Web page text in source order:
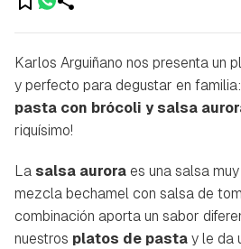
Karlos Arguiñano nos presenta un
y perfecto para degustar en
pasta con brócoli y salsa
riquísimo!
La salsa auroraes una salsa
mezcla bechamel con salsa de
combinación aporta un sabor
nuestros platos de pastay le da